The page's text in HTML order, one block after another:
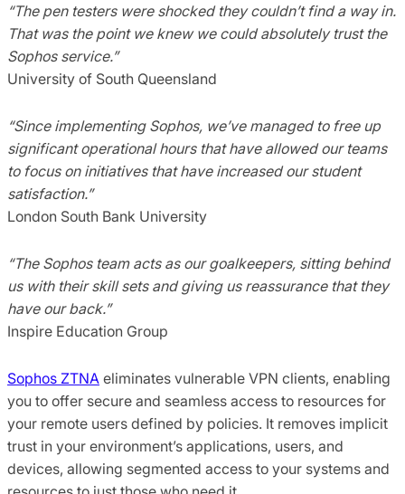
“The pen testers were shocked they couldn’t find a way in.
That was the point we knew we could absolutely trust the
Sophos service.”
University of South Queensland
“Since implementing Sophos, we’ve managed to free up
significant operational hours that have allowed our teams
to focus on initiatives that have increased our student
satisfaction.”
London South Bank University
“The Sophos team acts as our goalkeepers, sitting behind
us with their skill sets and giving us reassurance that they
have our back.”
Inspire Education Group
Sophos ZTNA eliminates vulnerable VPN clients, enabling
you to offer secure and seamless access to resources for
your remote users defined by policies. It removes implicit
trust in your environment’s applications, users, and
devices, allowing segmented access to your systems and